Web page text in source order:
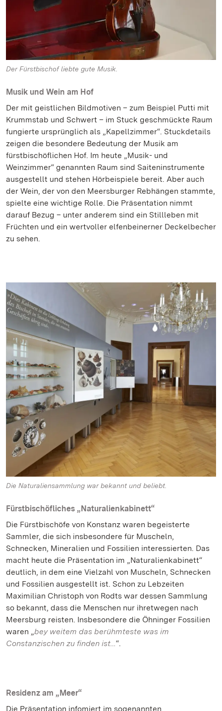
Der Fürstbischof liebte gute Musik.
Musik und Wein am Hof
Der mit geistlichen Bildmotiven – zum Beispiel Putti mit
Krummstab und Schwert – im Stuck geschmückte Raum
fungierte ursprünglich als „Kapellzimmer“. Stuckdetails
zeigen die besondere Bedeutung der Musik am
fürstbischöflichen Hof. Im heute „Musik- und
Weinzimmer“ genannten Raum sind Saiteninstrumente
ausgestellt und stehen Hörbeispiele bereit. Aber auch
der Wein, der von den Meersburger Rebhängen stammte,
spielte eine wichtige Rolle. Die Präsentation nimmt
darauf Bezug – unter anderem sind ein Stillleben mit
Früchten und ein wertvoller elfenbeinerner Deckelbecher
zu sehen.
Die Naturaliensammlung war bekannt und beliebt.
Fürstbischöfliches „Naturalienkabinett“
Die Fürstbischöfe von Konstanz waren begeisterte
Sammler, die sich insbesondere für Muscheln,
Schnecken, Mineralien und Fossilien interessierten. Das
macht heute die Präsentation im „Naturalienkabinett“
deutlich, in dem eine Vielzahl von Muscheln, Schnecken
und Fossilien ausgestellt ist. Schon zu Lebzeiten
Maximilian Christoph von Rodts war dessen Sammlung
so bekannt, dass die Menschen nur ihretwegen nach
Meersburg reisten. Insbesondere die Öhninger Fossilien
waren „bey weitem das berühmteste was im
Constanzischen zu finden ist…“.
Residenz am „Meer“
Die Präsentation infomiert im sogenannten